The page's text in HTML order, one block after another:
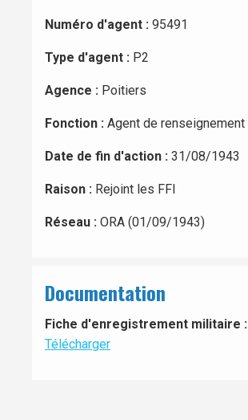
Numéro d'agent : 95491
Type d'agent : P2
Agence : Poitiers
Fonction : Agent de renseignement
Date de fin d'action : 31/08/1943
Raison : Rejoint les FFI
Réseau : ORA (01/09/1943)
Documentation
Fiche d'enregistrement militaire :
Télécharger